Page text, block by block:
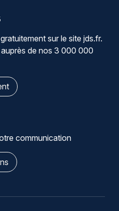
sur le site jds.fr.
de nos 3 000 000
communication